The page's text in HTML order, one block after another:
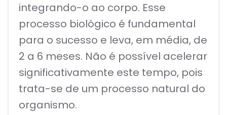
integrando-o ao corpo. Esse
processo biológico é fundamental
para o sucesso e leva, em média, de
2 a 6 meses. Não é possível acelerar
significativamente este tempo, pois
trata-se de um processo natural do
organismo.